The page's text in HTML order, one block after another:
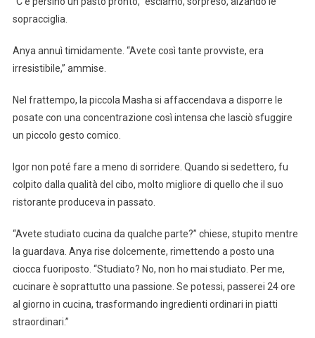
sopracciglia.
Anya annuì timidamente. “Avete così tante provviste, era
irresistibile,” ammise.
Nel frattempo, la piccola Masha si affaccendava a disporre le
posate con una concentrazione così intensa che lasciò sfuggire
un piccolo gesto comico.
Igor non poté fare a meno di sorridere. Quando si sedettero, fu
colpito dalla qualità del cibo, molto migliore di quello che il suo
ristorante produceva in passato.
“Avete studiato cucina da qualche parte?” chiese, stupito mentre
la guardava. Anya rise dolcemente, rimettendo a posto una
ciocca fuoriposto. “Studiato? No, non ho mai studiato. Per me,
cucinare è soprattutto una passione. Se potessi, passerei 24 ore
al giorno in cucina, trasformando ingredienti ordinari in piatti
straordinari.”